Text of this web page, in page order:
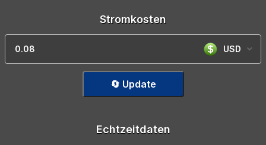
Stromkosten
USD
🔄 Update
Echtzeitdaten